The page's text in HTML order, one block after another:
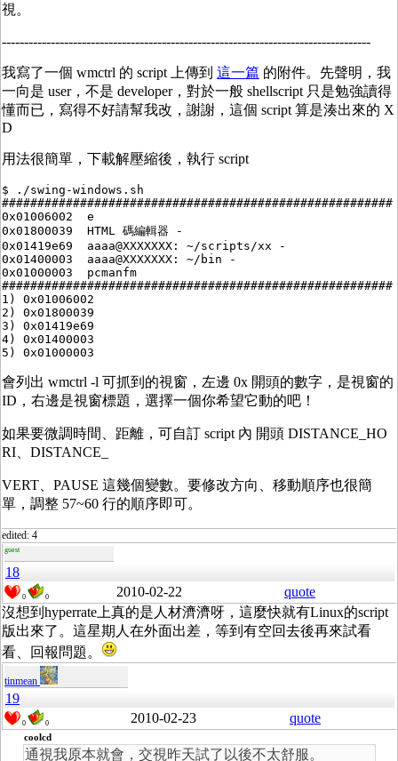
視。
-----------------------------------------------------------------------------------
我寫了一個 wmctrl 的 script 上傳到 這一篇 的附件。先聲明，我
一向是 user，不是 developer，對於一般 shellscript 只是勉強讀得
懂而已，寫得不好請幫我改，謝謝，這個 script 算是湊出來的 X
D
用法很簡單，下載解壓縮後，執行 script
$ ./swing-windows.sh
#######################################################
0x01006002  e
0x01800039  HTML 碼編輯器 -
0x01419e69  aaaa@XXXXXXX: ~/scripts/xx -
0x01400003  aaaa@XXXXXXX: ~/bin -
0x01000003  pcmanfm
#######################################################
1) 0x01006002
2) 0x01800039
3) 0x01419e69
4) 0x01400003
會列出 wmctrl -l 可抓到的視窗，左邊 0x 開頭的數字，是視窗的
ID，右邊是視窗標題，選擇一個你希望它動的吧！
如果要微調時間、距離，可自訂 script 內 開頭 DISTANCE_HO
RI、DISTANCE_
VERT、PAUSE 這幾個變數。要修改方向、移動順序也很簡
單，調整 57~60 行的順序即可。
edited: 4
guest
18
0 0 2010-02-22
quote
沒想到hyperrate上真的是人材濟濟呀，這麼快就有Linux的script
版出來了。這星期人在外面出差，等到有空回去後再來試看
看、回報問題。
tinmean
19
0 0 2010-02-23 quote
coolcd
通視我原本就會，交視昨天試了以後不太舒服。